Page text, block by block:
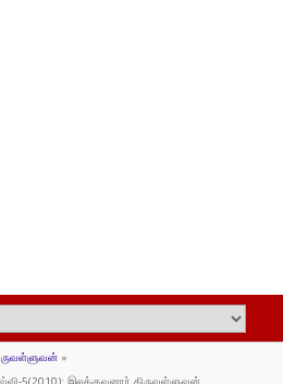
»